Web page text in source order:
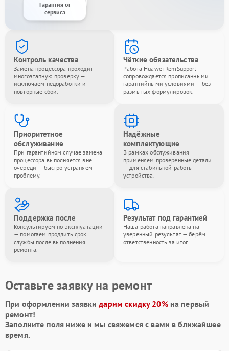
Гарантия от
сервиса
Контроль качества
Замена процессора проходит
многоэтапную проверку —
исключаем недоработки и
повторные сбои.
Чёткие обязательства
Работа Huawei RemSupport
сопровождается прописанными
гарантийными условиями — без
размытых формулировок.
Приоритетное
обслуживание
При гарантийном случае замена
процессора выполняется вне
очереди — быстро устраняем
проблему.
Надёжные
комплектующие
В рамках обслуживания
применяем проверенные детали
— для стабильной работы
устройства.
Поддержка после
Консультируем по эксплуатации
— помогаем продлить срок
службы после выполнения
ремонта.
Результат под гарантией
Наша работа направлена на
уверенный результат — берём
ответственность за итог.
Оставьте заявку на ремонт
При оформлении заявкидарим скидку 20%на первый
ремонт!
Заполните поля ниже и мы свяжемся с вами в ближайшее
время.